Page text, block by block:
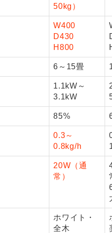
50kg）
W400
D430
H800
6～15畳
1.1kW～
3.1kW
85%
0.3～
0.8kg/h
20W（通
常）
ホワイト・
全木